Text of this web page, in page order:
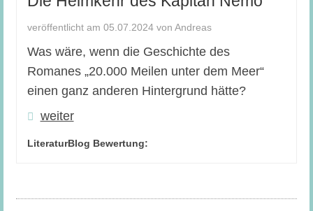
veröffentlicht am 05.07.2024 von Andreas
Was wäre, wenn die Geschichte des
Romanes „20.000 Meilen unter dem Meer“
einen ganz anderen Hintergrund hätte?
weiter
LiteraturBlog Bewertung: